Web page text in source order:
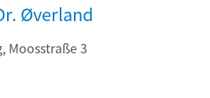
Øverland
Moosstraße 3